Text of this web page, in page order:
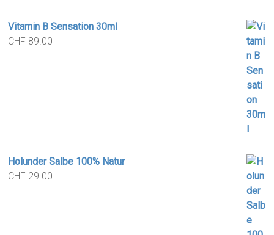
Vitamin B Sensation 30ml
CHF 89.00
Holunder Salbe 100% Natur
CHF 29.00